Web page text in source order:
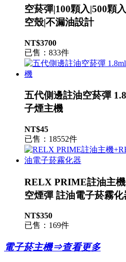
空菸彈|100顆入|500顆
空殼|不漏油設計
NT$3700
已售：833件
五代側邊註油空菸彈
子煙主機
NT$45
已售：18552件
RELX PRIME註油主
空煙彈 註油電子菸霧化
NT$350
已售：169件
電子菸主機⇒查看更多